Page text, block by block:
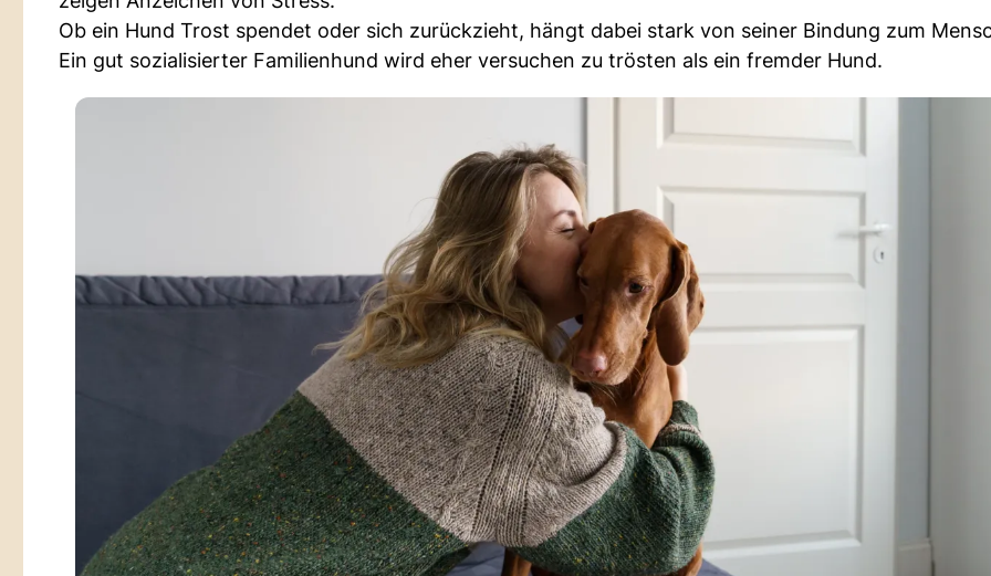
Ob ein Hund Trost spendet oder sich zurückzieht, hängt dabei stark von seiner Bindung zum
Ein gut sozialisierter Familienhund wird eher versuchen zu trösten als ein fremder Hund.